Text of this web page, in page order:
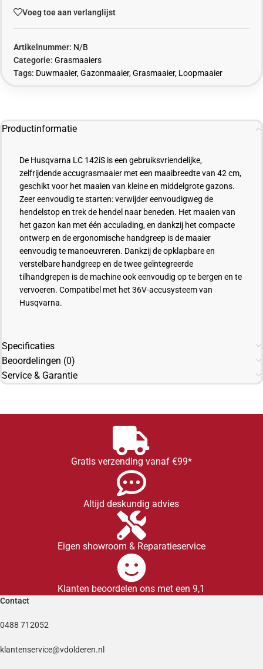
Voeg toe aan verlanglijst
Artikelnummer: N/B
Categorie: Grasmaaiers
Tags: Duwmaaier,Gazonmaaier,Grasmaaier, Loopmaaier
Productinformatie
De Husqvarna LC 142iS is een gebruiksvriendelijke,
zelfrijdende accugrasmaaier met een maaibreedte van 42 cm,
geschikt voor het maaien van kleine en middelgrote gazons.
Zeer eenvoudig te starten: verwijder eenvoudigweg de
hendelstop en trek de hendel naar beneden. Het maaien van
het gazon kan met één acculading, en dankzij het compacte
ontwerp en de ergonomische handgreep is de maaier
eenvoudig te manoeuvreren. Dankzij de opklapbare en
verstelbare handgreep en de twee geïntegreerde
tilhandgrepen is de machine ook eenvoudig op te bergen en te
vervoeren. Compatibel met het 36V-accusysteem van
Husqvarna.
Specificaties
Beoordelingen (0)
Service & Garantie
Gratis verzending vanaf €99*
Altijd deskundig advies
Eigen showroom & Reparatieservice
Klanten beoordelen ons met een 9,1
Contact
0488 712052
klantenservice@vdolderen.nl